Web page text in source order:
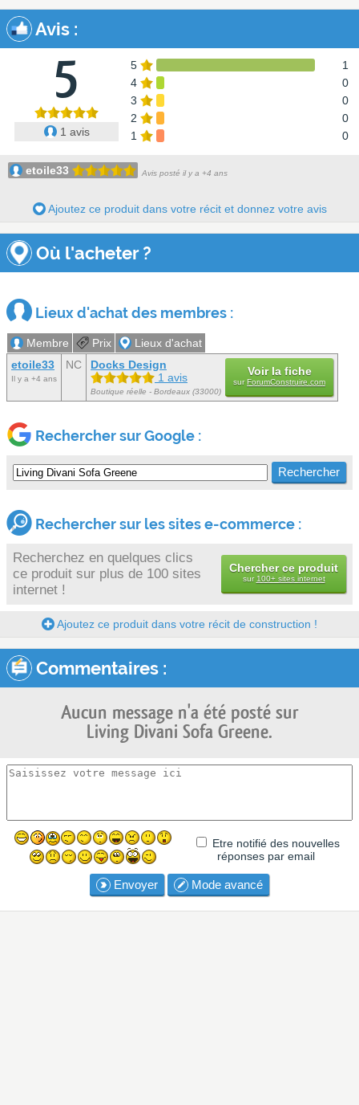
Avis :
5
1 avis
5
1
4
0
3
0
2
0
1
0
etoile33 Avis posté il y a +4 ans
Ajoutez ce produit dans votre récit et donnez votre avis
Où l'acheter ?
Lieux d'achat des membres :
Membre Prix
Lieux d'achat
etoile33
Il y a +4 ans
NC
Docks Design
1 avis
Boutique réelle - Bordeaux (33000)
Voir la fiche
surForumConstruire.com
Rechercher sur Google :
Rechercher sur les sites e-commerce :
Recherchez en quelques clics
ce produit sur plus de 100 sites
internet !
Chercher ce produit
sur 100+ sites internet
Ajoutez ce produit dans votre récit de construction !
Commentaires :
Aucun message n'a été posté sur
Living Divani Sofa Greene.
Etre notifié des nouvelles
réponses par email
Envoyer Mode avancé